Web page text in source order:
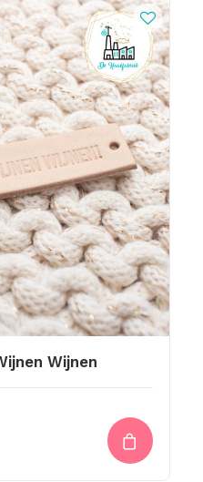
Wijnen